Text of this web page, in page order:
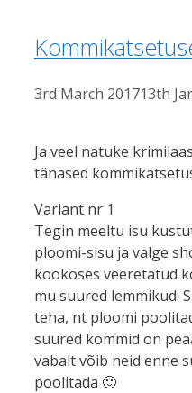
3rd March 201713th
Ja veel natuke
tänased
Variant nr 1
Tegin meeltu isu
ploomi-sisu ja valge
kookoses veeretatud
mu suured lemmikud.
teha, nt ploomi
suured kommid on
vabalt võib neid enne
poolitada 🙂